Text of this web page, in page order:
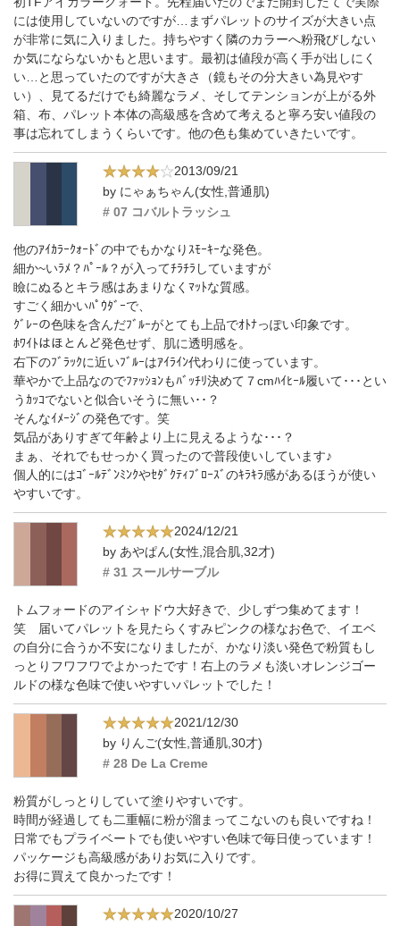
には使用していないのですが…まずパレットのサイズが大きい点
が非常に気に入りました。持ちやすく隣のカラーへ粉飛びしない
か気にならないかもと思います。最初は値段が高く手が出しにく
い…と思っていたのですが大きさ（鏡もその分大きい為見やす
い）、見てるだけでも綺麗なラメ、そしてテンションが上がる外
箱、布、パレット本体の高級感を含めて考えると寧ろ安い値段の
事は忘れてしまうくらいです。他の色も集めていきたいです。
2013/09/21
by にゃぁちゃん(女性,普通肌)
# 07 コバルトラッシュ
他のｱｲｶﾗｰｸｫｰﾄﾞの中でもかなりｽﾓｰｷｰな発色。
細か~いﾗﾒ？ﾊﾟｰﾙ？が入ってﾁﾗﾁﾗしていますが
瞼にぬるとキラ感はあまりなくﾏｯﾄな質感。
すごく細かいﾊﾟｳﾀﾞｰで、
ｸﾞﾚｰの色味を含んだﾌﾞﾙｰがとても上品でｵﾄﾅっぽい印象です。
ﾎﾜｲﾄはほとんど発色せず、肌に透明感を。
右下のﾌﾞﾗｯｸに近いﾌﾞﾙｰはｱｲﾗｲﾝ代わりに使っています。
華やかで上品なのでﾌｧｯｼｮﾝもﾊﾞｯﾁﾘ決めて７cmﾊｲﾋｰﾙ履いて･･･とい
うｶｯｺでないと似合いそうに無い･･？
そんなｲﾒｰｼﾞの発色です。笑
気品がありすぎて年齢より上に見えるような･･･？
まぁ、それでもせっかく買ったので普段使いしています♪
個人的にはｺﾞｰﾙﾃﾞﾝﾐﾝｸやｾﾀﾞｸﾃｨﾌﾞﾛｰｽﾞのｷﾗｷﾗ感があるほうが使い
やすいです。
2024/12/21
by あやぱん(女性,混合肌,32才)
# 31 スールサーブル
トムフォードのアイシャドウ大好きで、少しずつ集めてます！
笑 届いてパレットを見たらくすみピンクの様なお色で、イエベ
の自分に合うか不安になりましたが、かなり淡い発色で粉質もし
っとりフワフワでよかったです！右上のラメも淡いオレンジゴー
ルドの様な色味で使いやすいパレットでした！
2021/12/30
by りんご(女性,普通肌,30才)
# 28 De La Creme
粉質がしっとりしていて塗りやすいです。
時間が経過しても二重幅に粉が溜まってこないのも良いですね！
日常でもプライベートでも使いやすい色味で毎日使っています！
パッケージも高級感がありお気に入りです。
お得に買えて良かったです！
2020/10/27